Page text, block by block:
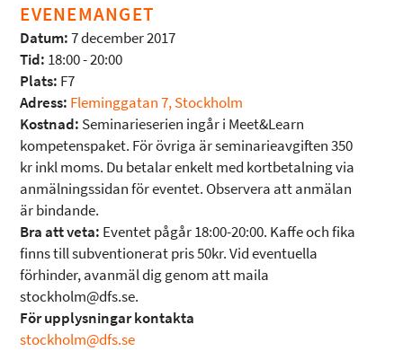
EVENEMANGET
Datum:7 december 2017
Tid: 18:00 - 20:00
Plats: F7
Adress: Fleminggatan 7, Stockholm
Kostnad: Seminarieserien ingår i Meet&Learn
kompetenspaket. För övriga är seminarieavgiften 350
kr inkl moms. Du betalar enkelt med kortbetalning via
anmälningssidan för eventet. Observera att anmälan
är bindande.
Bra att veta: Eventet pågår 18:00-20:00. Kaffe och fika
finns till subventionerat pris 50kr. Vid eventuella
förhinder, avanmäl dig genom att maila
stockholm@dfs.se.
För upplysningar kontakta
stockholm@dfs.se